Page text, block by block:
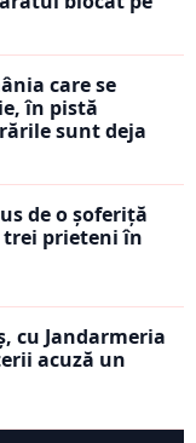
care se
în pistă
sunt deja
de o șoferiță
trei prieteni în
cu Jandarmeria
acuză un